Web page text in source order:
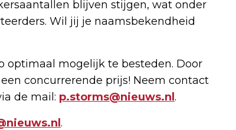
blijven stijgen, wat onder
Wil jij je naamsbekendheid
optimaal mogelijk te besteden. Door
concurrerende prijs! Neem contact
de mail: p.storms@nieuws.nl .
.